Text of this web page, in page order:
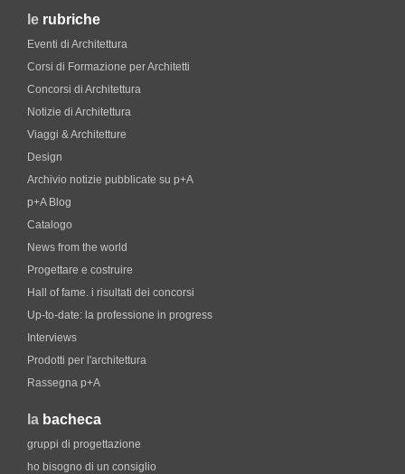
le rubriche
Eventi di Architettura
Corsi di Formazione per Architetti
Concorsi di Architettura
Notizie di Architettura
Viaggi & Architetture
Design
Archivio notizie pubblicate su p+A
p+A Blog
Catalogo
News from the world
Progettare e costruire
Hall of fame. i risultati dei concorsi
Up-to-date: la professione in progress
Interviews
Prodotti per l'architettura
Rassegna p+A
la bacheca
gruppi di progettazione
ho bisogno di un consiglio